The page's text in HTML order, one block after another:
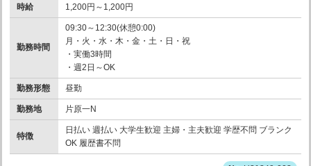
時給 1,200円～1,200円
勤務時間
09:30～12:30(休憩0:00)
月・火・水・木・金・土・日・祝
・実働3時間
・週2日～OK
勤務形態 昼勤
勤務地 片原一N
特徴
日払い 週払い 大学生歓迎 主婦・主夫歓迎 学歴不問 ブランク
OK 履歴書不問